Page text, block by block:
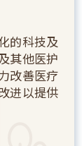
的科技及
其他医护
改善医疗
进以提供